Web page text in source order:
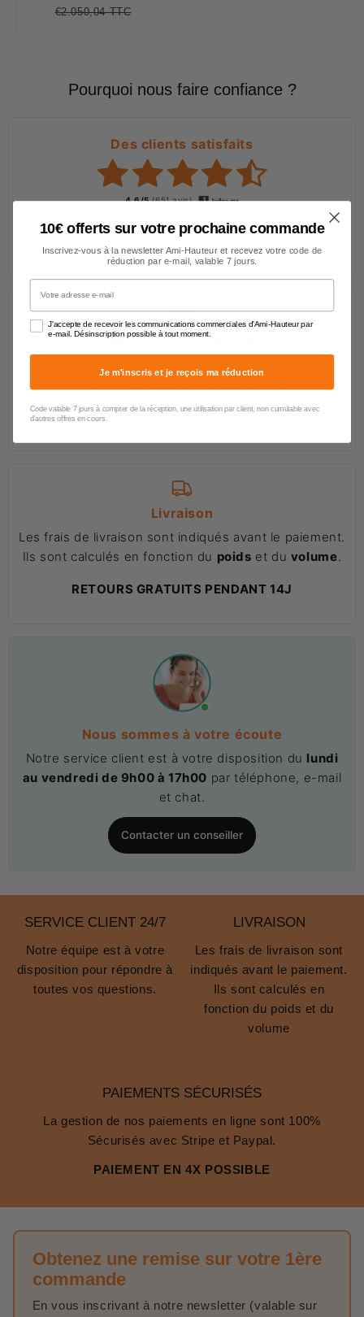
Prix
€2.050,04 TTC€2.050,04
Pourquoi nous faire confiance ?
Des clients satisfaits
4.6/5(651 avis)
Les professionnels et particuliers saluent laqualité
de nos produits et notre
Paiement 100% sécurisé
La gestion de nos paiements en ligne est 100%
PAIEMENT EN 4X POSSIBLE
Livraison
Les frais de livraison sont indiqués avant le paiement.
Ils sont calculés en fonction du poids et du volume.
RETOURS GRATUITS PENDANT 14J
Nous sommes à votre écoute
Notre service client est à votre disposition du lundi
au vendredi de 9h00 à 17h00 par téléphone, e-mail
et chat.
Contacter un conseiller
SERVICE CLIENT 24/7
Notre équipe est à votre
disposition pour répondre à
toutes vos questions.
LIVRAISON
Les frais de livraison sont
indiqués avant le paiement.
Ils sont calculés en
fonction du poids et du
volume
PAIEMENTS SÉCURISÉS
La gestion de nos paiements en ligne sont 100%
Sécurisés avec Stripe et Paypal.
PAIEMENT EN 4X POSSIBLE
Obtenez une remise sur votre 1ère
commande
En vous inscrivant à notre newsletter (valable sur
10€ offerts sur votre prochaine commande
Inscrivez-vous à la newsletter Ami-Hauteur et recevez votre code de
réduction par e-mail, valable 7 jours.
Votre adresse e-mail
J'accepte de recevoir les communications commerciales d'Ami-Hauteur par
e-mail. Désinscription possible à tout moment.
Je m'inscris et je reçois ma réduction
Code valable 7 jours à compter de la réception, une utilisation par client, non cumulable avec
d'autres offres en cours.